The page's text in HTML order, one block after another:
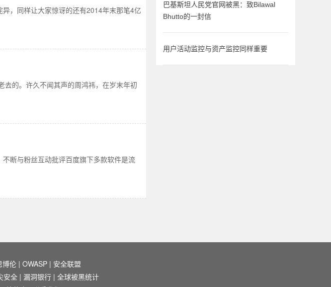
，同样让大家惊讶的还有2014年末那笔4亿
的。许久不闻其声的周鸿祎，在岁末年初
断与粉丝互动批评百度旗下多款软件是流
巴基斯坦人民党官网被黑：致Bilawal
Bhutto的一封信
用户活动监控与资产监控同样重要
博伦 | OWASP | 安全联盟
安全 | 漏洞银行 | 全球被黑统计